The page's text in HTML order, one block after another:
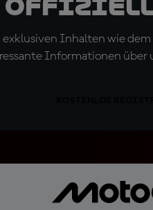
Inhalten wie
Informationen über